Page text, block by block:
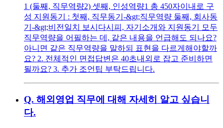
1 (둘째, 직무역량2) 셋째, 인성역량1 총 450자이내로 구
성 지원동기 : 첫째, 직무동기-&gt;직무역량 둘째, 회사동
기-&gt;비전일치 보시다시피, 자기소개와 지원동기 모두
직무역량을 어필하는 데, 같은 내용을 언급해도 되나요?
아니면 같은 직무역량을 말하되 표현을 다르게해야할까
요? 2. 전체적인 면접답변은 40초내외로 잡고 준비하면
될까요? 3. 추가 조언팁 부탁드립니다.
Q. 해외영업 직무에 대해 자세히 알고 싶습니
다.